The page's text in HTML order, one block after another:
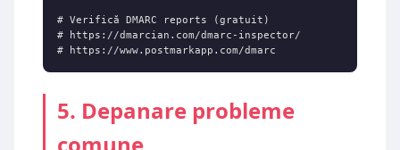
# Verifică DMARC reports (gratuit)
# https://dmarcian.com/dmarc-inspector/
# https://www.postmarkapp.com/dmarc
5. Depanare probleme